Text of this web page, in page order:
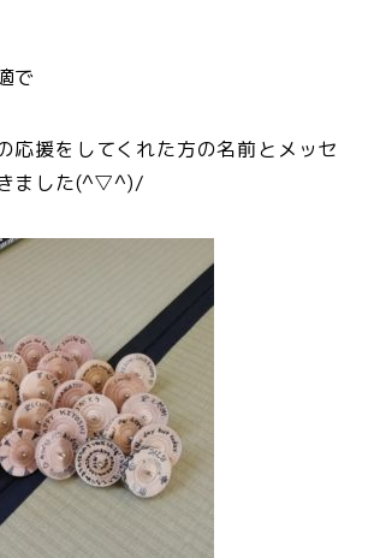
で
応援をしてくれた方の名前とメッセ
ました(^▽^)/